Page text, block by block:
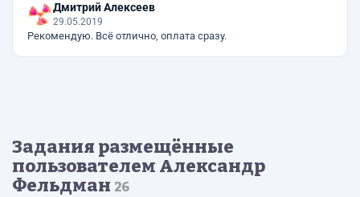
Дмитрий Алексеев
29.05.2019
Рекомендую. Всё отлично, оплата сразу.
Задания размещённые
пользователем Александр
Фельдман 26